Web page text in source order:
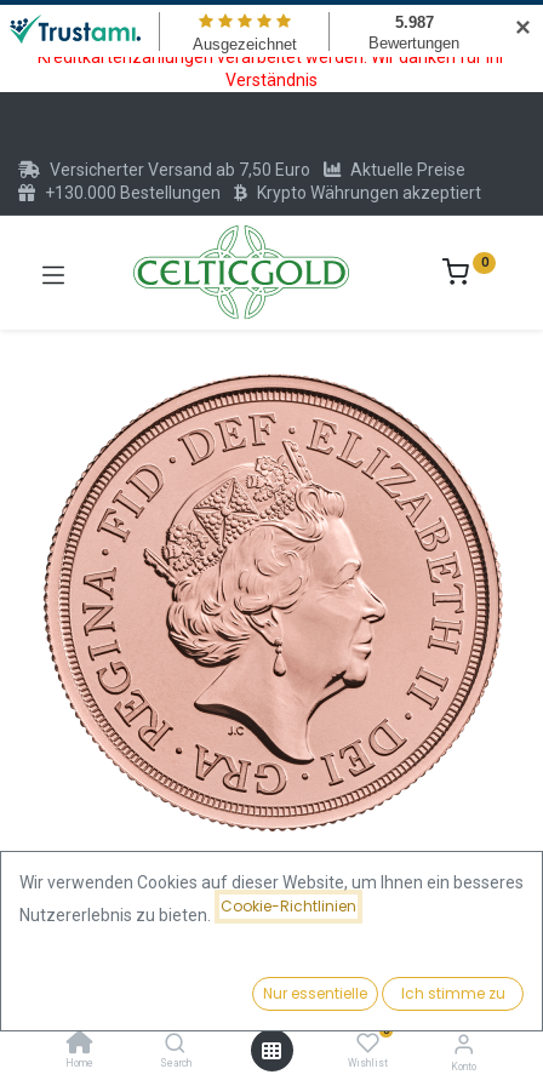
Wartungsarbeiten am Kreditkarten und Krypto Bezahlmodul. In der
Zeit vom 20.07. - 09.08.2026 können keine Krypto oder
Kreditkartenzahlungen verarbeitet werden. Wir danken für Ihr
Verständnis
1.910,90€ Kaufen
Home Search
0
Wishlist Konto
Versicherter Versand ab 7,50 Euro
Aktuelle Preise
+130.000 Bestellungen
Krypto Währungen akzeptiert
0
2 Pfund Sovereign Elisabeth II
Goldmünze 2022
Wir verwenden Cookies auf dieser Website, um Ihnen ein besseres
Nutzererlebnis zu bieten.
Cookie-Richtlinien
Nur essentielle Ich stimme zu
✕